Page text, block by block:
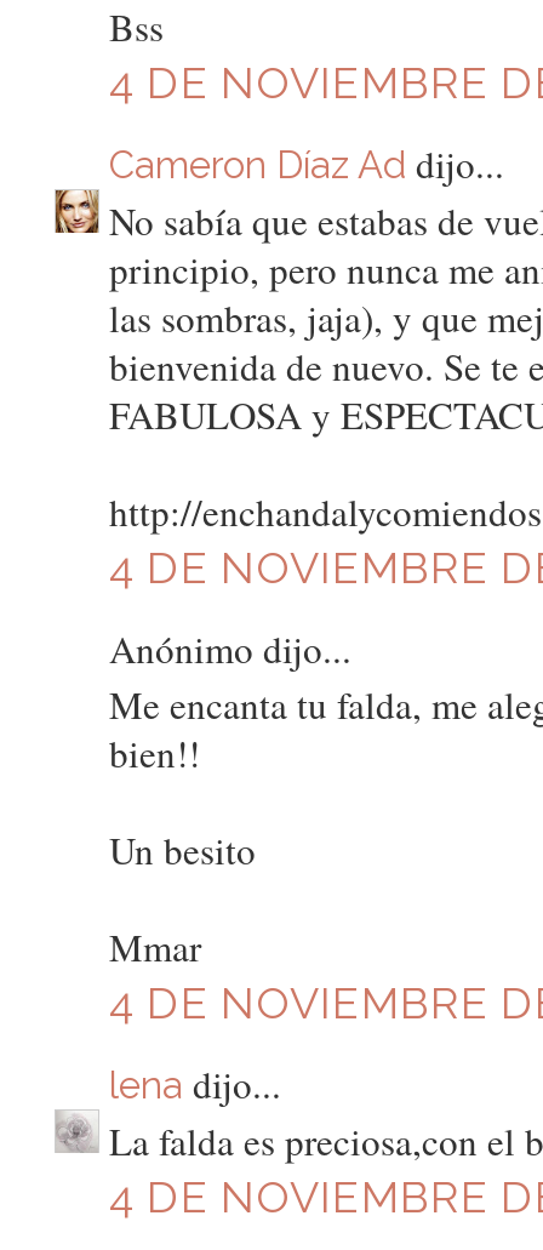
Bss
4 DE NOVIEMBRE
Cameron Díaz Ad dijo...
No sabía que estabas de
principio, pero nunca me
las sombras, jaja), y que
bienvenida de nuevo. Se te
FABULOSA y
http://
4 DE NOVIEMBRE
Anónimo dijo...
Me encanta tu falda, me
bien!!
Un besito
Mmar
4 DE NOVIEMBRE
lena dijo...
La falda es preciosa,con el
4 DE NOVIEMBRE